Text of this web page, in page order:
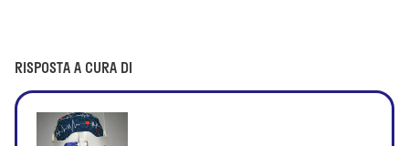
RISPOSTA A CURA DI